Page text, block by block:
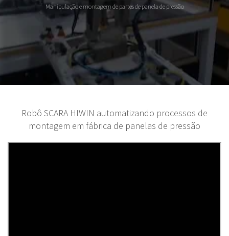
Manipulação e montagem de partes de panela de pressão
Robô SCARA HIWIN automatizando processos de
montagem em fábrica de panelas de pressão